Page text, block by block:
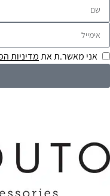
אני מאשר.ת אתמדיניות